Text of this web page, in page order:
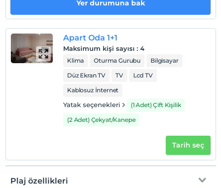
En erken saat 14:00 ve sonrası
Check/out
En geç saat 11:00 ve öncesi
Evcil Hayvan
Odalarda sigara içilmez
2 yaşına kadar olan bebekler ücretsizdir.
Her bir oda için 2. çocuk 12 yaşına kadar ücretsizdir
Yer durumuna bak
Apart Oda 1+1
Maksimum kişi sayısı : 4
Klima Oturma Gurubu
Bilgisayar
Düz Ekran TV
TV
Lcd TV
Kablosuz İnternet
Yatak seçenekleri
(1 Adet) Çift Kişilik
(2 Adet) Çekyat/Kanepe
Tarih seç
Plaj özellikleri